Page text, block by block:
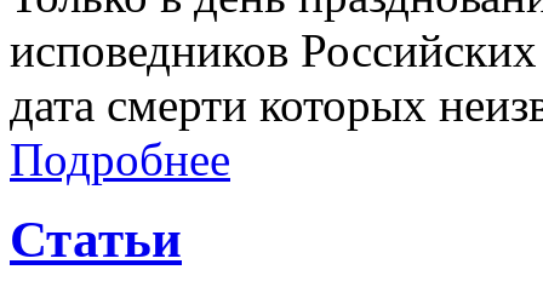
исповедников
дата смерти которых
Подробнее
Статьи